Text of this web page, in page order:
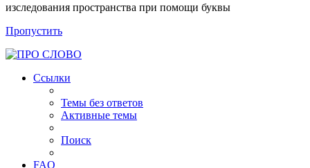
изследования пространства при помощи буквы
Пропустить
Ссылки
Темы без ответов
Активные темы
Поиск
FAQ